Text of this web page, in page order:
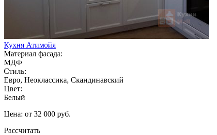
Кухня Атимойя
Материал фасада:
МДФ
Стиль:
Евро, Неоклассика, Скандинавский
Цвет:
Белый
Цена: от 32 000 руб.
Рассчитать